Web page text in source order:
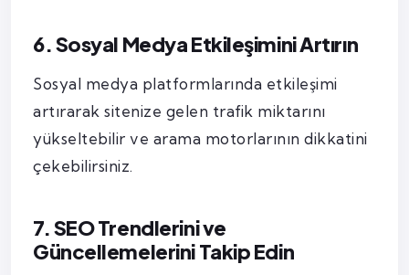
6. Sosyal Medya Etkileşimini Artırın
Sosyal medya platformlarında etkileşimi
artırarak sitenize gelen trafik miktarını
yükseltebilir ve arama motorlarının dikkatini
çekebilirsiniz.
7. SEO Trendlerini ve
Güncellemelerini Takip Edin